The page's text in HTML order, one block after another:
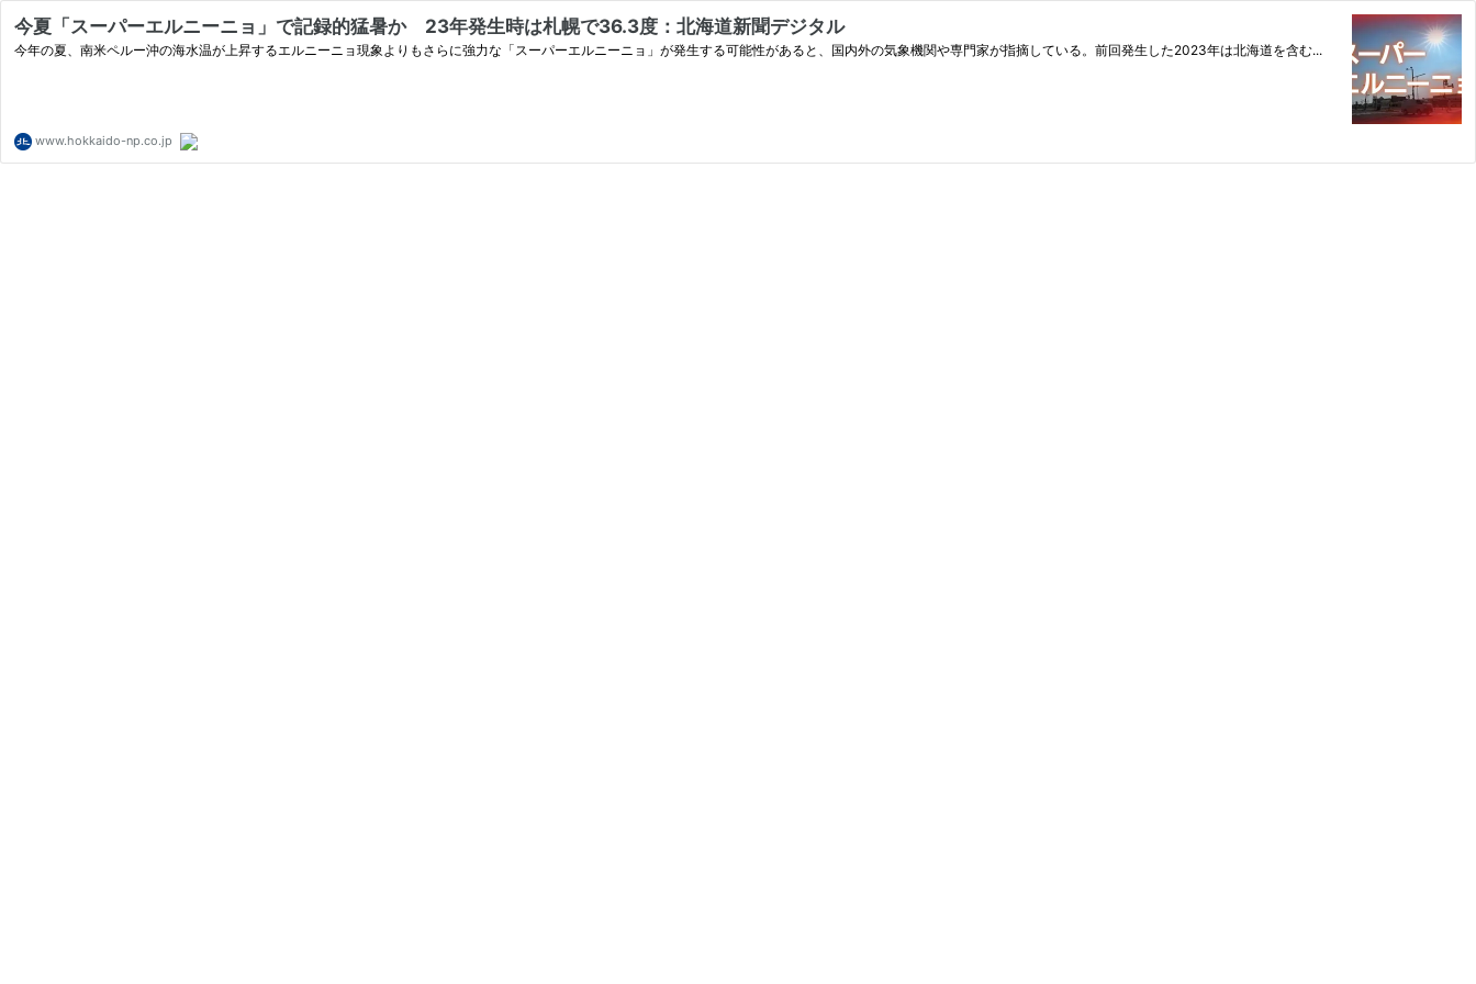
今夏「スーパーエルニーニョ」で記録的猛暑か 23年発生時は札幌で36.3度：北海道新聞デジタル
今年の夏、南米ペルー沖の海水温が上昇するエルニーニョ現象よりもさらに強力な「スーパーエルニーニョ」が発生する可能性があると、国内外の気象機関や専門家が指摘している。前回発生した2023年は北海道を含む...
www.hokkaido-np.co.jp